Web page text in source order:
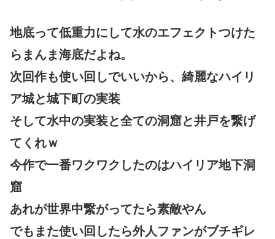
地底って低重力にして水のエフェクトつけた
らまんま海底だよね。
次回作も使い回しでいいから、綺麗なハイリ
ア城と城下町の実装
そして水中の実装と全ての洞窟と井戸を繋げ
てくれｗ
今作で一番ワクワクしたのはハイリア地下洞
窟
あれが世界中繋がってたら素敵やん
でもまた使い回したら外人ファンがブチギレ